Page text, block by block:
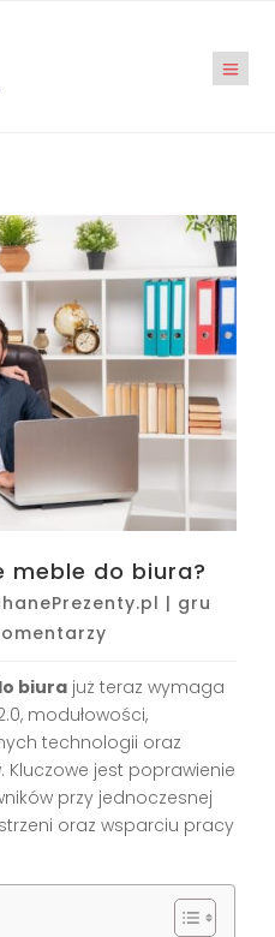
meble do biura?
| gru
biura już teraz wymaga
modułowości,
technologii oraz
Kluczowe jest poprawienie
przy jednoczesnej
oraz wsparciu pracy